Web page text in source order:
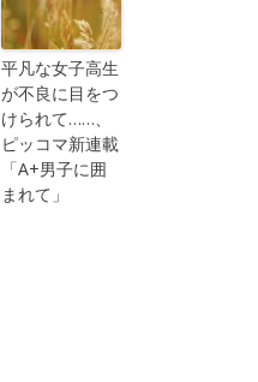
平凡な女子高生
が不良に目をつ
けられて……、
ピッコマ新連載
「A+男子に囲
まれて」